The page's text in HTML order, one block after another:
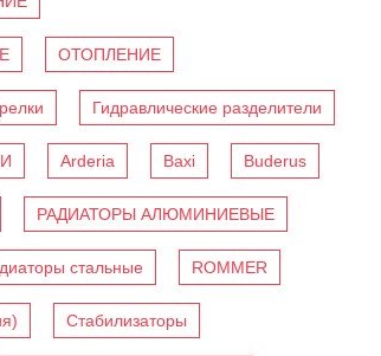
ОТОПЛЕНИЕ
Гидравлические разделители
Arderia Baxi Buderus
РАДИАТОРЫ АЛЮМИНИЕВЫЕ
стальные ROMMER
Стабилизаторы